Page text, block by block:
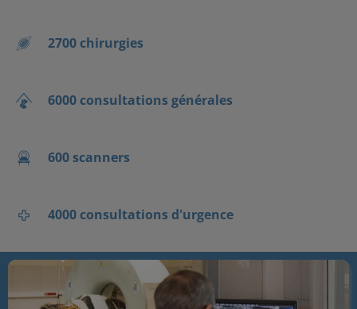
2700 chirurgies
6000 consultations générales
600 scanners
4000 consultations d'urgence
Recrutement